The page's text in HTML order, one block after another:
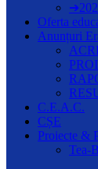
Oferta
Anunțuri
C.E.A.C.
CȘE
Proiecte &
Tea-